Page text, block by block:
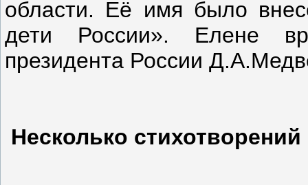
области. Её имя было
дети России». Елене
президента России
Несколько стихотворений